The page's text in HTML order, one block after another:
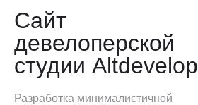
Сайт
девелоперской
студии Altdevelop
Разработка минималистичной